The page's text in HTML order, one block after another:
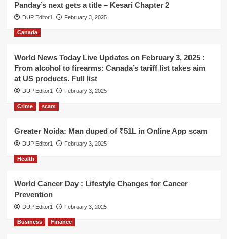
Panday’s next gets a title – Kesari Chapter 2
DUP Editor1 February 3, 2025
Canada
World News Today Live Updates on February 3, 2025 :
From alcohol to firearms: Canada’s tariff list takes aim
at US products. Full list
DUP Editor1 February 3, 2025
Crime scam
Greater Noida: Man duped of ₹51L in Online App scam
DUP Editor1 February 3, 2025
Health
World Cancer Day : Lifestyle Changes for Cancer
Prevention
DUP Editor1 February 3, 2025
Business Finance